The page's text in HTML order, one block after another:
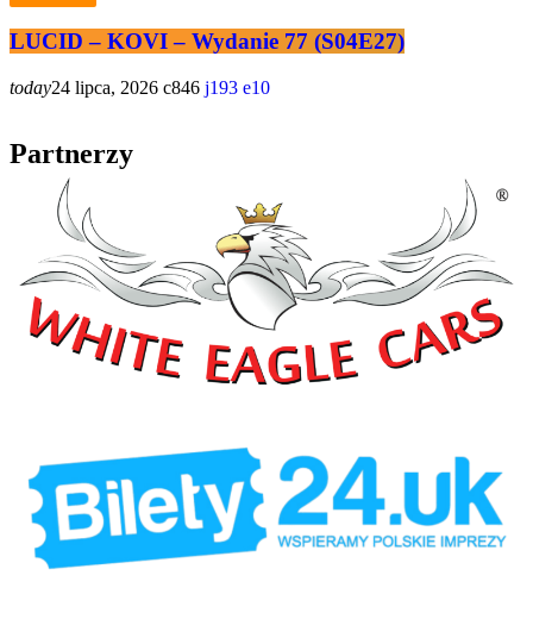
LUCID – KOVI – Wydanie 77 (S04E27)
today24 lipca, 2026 846 193 10
Partnerzy